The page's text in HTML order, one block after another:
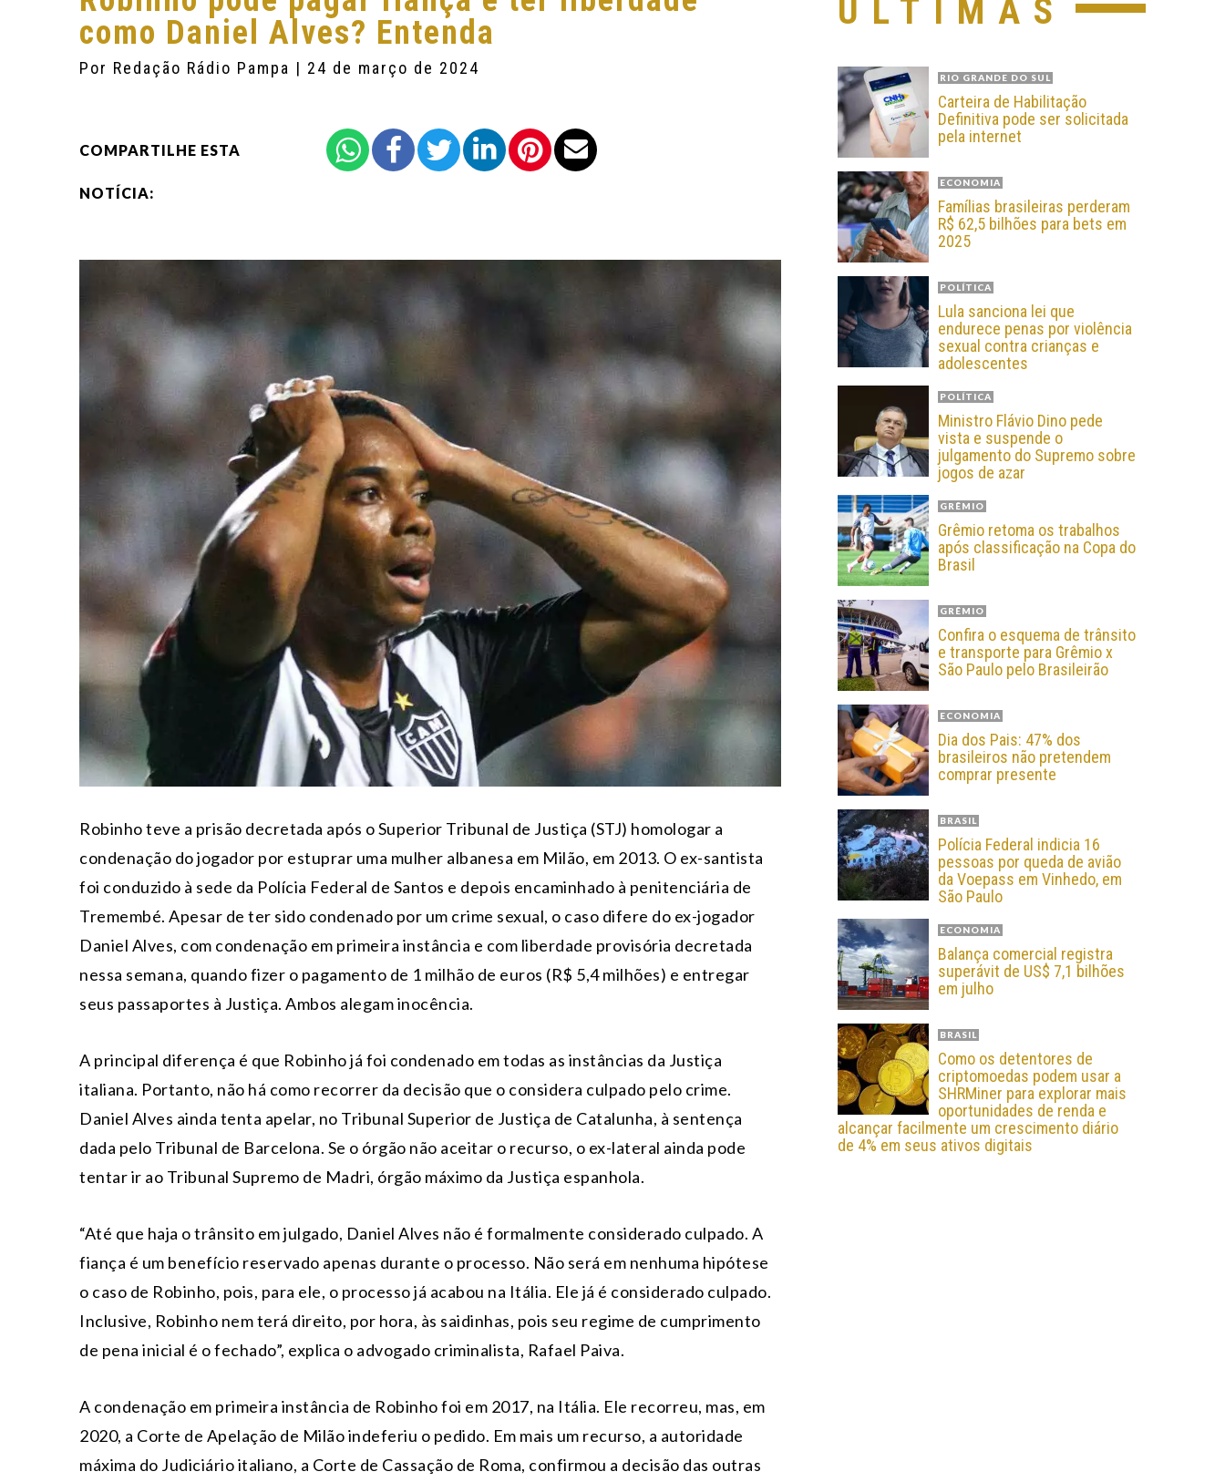
como Daniel Alves? Entenda
Por Redação Rádio Pampa | 24 de março de 2024
COMPARTILHE ESTA
NOTÍCIA:
Robinho teve a prisão decretada após o Superior Tribunal de Justiça (STJ) homologar a
condenação do jogador por estuprar uma mulher albanesa em Milão, em 2013. O ex-santista
foi conduzido à sede da Polícia Federal de Santos e depois encaminhado à penitenciária de
Tremembé. Apesar de ter sido condenado por um crime sexual, o caso difere do ex-jogador
Daniel Alves, com condenação em primeira instância e com liberdade provisória decretada
nessa semana, quando fizer o pagamento de 1 milhão de euros (R$ 5,4 milhões) e entregar
seus passaportes à Justiça. Ambos alegam inocência.
A principal diferença é que Robinho já foi condenado em todas as instâncias da Justiça
italiana. Portanto, não há como recorrer da decisão que o considera culpado pelo crime.
Daniel Alves ainda tenta apelar, no Tribunal Superior de Justiça de Catalunha, à sentença
dada pelo Tribunal de Barcelona. Se o órgão não aceitar o recurso, o ex-lateral ainda pode
tentar ir ao Tribunal Supremo de Madri, órgão máximo da Justiça espanhola.
“Até que haja o trânsito em julgado, Daniel Alves não é formalmente considerado culpado. A
fiança é um benefício reservado apenas durante o processo. Não será em nenhuma hipótese
o caso de Robinho, pois, para ele, o processo já acabou na Itália. Ele já é considerado culpado.
Inclusive, Robinho nem terá direito, por hora, às saidinhas, pois seu regime de cumprimento
de pena inicial é o fechado”, explica o advogado criminalista, Rafael Paiva.
A condenação em primeira instância de Robinho foi em 2017, na Itália. Ele recorreu, mas, em
2020, a Corte de Apelação de Milão indeferiu o pedido. Em mais um recurso, a autoridade
máxima do Judiciário italiano, a Corte de Cassação de Roma, confirmou a decisão das outras
ÚLTIMAS
RIO GRANDE DO SUL
Carteira de Habilitação
Definitiva pode ser solicitada
pela internet
ECONOMIA
Famílias brasileiras perderam
R$ 62,5 bilhões para bets em
2025
POLÍTICA
Lula sanciona lei que
endurece penas por violência
sexual contra crianças e
adolescentes
POLÍTICA
Ministro Flávio Dino pede
vista e suspende o
julgamento do Supremo sobre
jogos de azar
GRÊMIO
Grêmio retoma os trabalhos
após classificação na Copa do
Brasil
GRÊMIO
Confira o esquema de trânsito
e transporte para Grêmio x
São Paulo pelo Brasileirão
ECONOMIA
Dia dos Pais: 47% dos
brasileiros não pretendem
comprar presente
BRASIL
Polícia Federal indicia 16
pessoas por queda de avião
da Voepass em Vinhedo, em
São Paulo
ECONOMIA
Balança comercial registra
superávit de US$ 7,1 bilhões
em julho
BRASIL
Como os detentores de
criptomoedas podem usar a
SHRMiner para explorar mais
oportunidades de renda e
alcançar facilmente um crescimento diário
de 4% em seus ativos digitais